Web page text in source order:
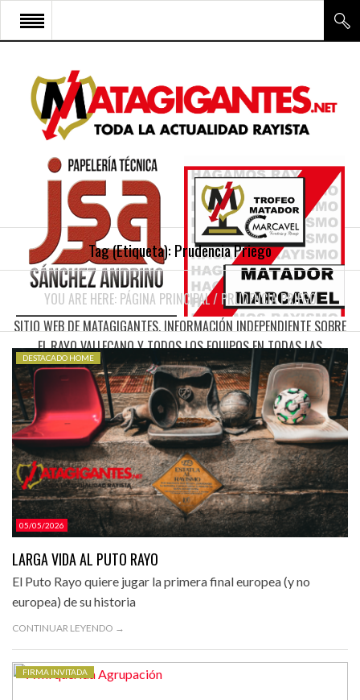
SITIO WEB DE MATAGIGANTES. INFORMACIÓN INDEPENDIENTE SOBRE
EL RAYO VALLECANO Y TODOS LOS EQUIPOS EN TODAS LAS
CATEGORÍAS.
INICIO
RAYO VALLECANO
CANTERA Y ESCUELA FRV
RAYO FÉMINAS
MULTIMEDIA
FIRMAS
CONTACTO
Tag (Etiqueta): Prudencia Priego
YOU ARE HERE: PÁGINA PRINCIPAL/ PRUDENCIA PRIEGO
05/05/2026
DESTACADO HOME
LARGA VIDA AL PUTO RAYO
El Puto Rayo quiere jugar la primera final europea (y no
europea) de su historia
CONTINUAR LEYENDO →
FIRMA INVITADA